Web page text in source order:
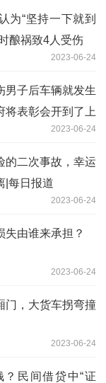
为“坚持一下就到
酿祸致4人受伤
2023-06-24
男子后车辆就发生
将表彰会开到了上
2023-06-24
的二次事故，幸运
|每日报道
2023-06-24
失由谁来承担？
2023-06-24
门，大货车拐弯撞
2023-06-24
民间借贷中“证